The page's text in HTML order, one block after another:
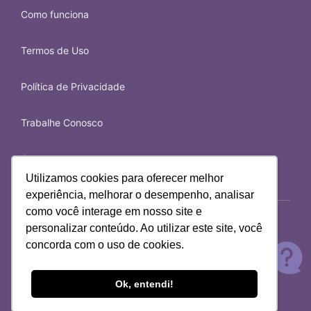
Utilizamos cookies para oferecer melhor
experiência, melhorar o desempenho, analisar
como você interage em nosso site e
personalizar conteúdo. Ao utilizar este site, você
concorda com o uso de cookies.
Ok, entendi!
sonhos e as mensagens que eles trazem.
3x de R$ 27,67
Mapa de Autoconhecimento
Shirley
Samantha
Junho de 2025
profissional . Gratidão !"
Samantha
Junho de 2025
Como funciona
Termos de Uso
Política de Privacidade
Trabalhe Conosco
Contato
© 2026 iQuilibrio.com - Todos os direitos reservados.
Canoa Digital Participações Ltda